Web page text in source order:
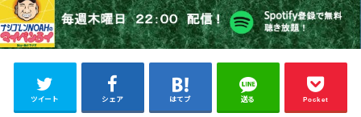
ツイート シェア はてブ 送る Pocket